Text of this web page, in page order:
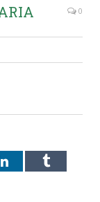
0
LinkedInTumblr